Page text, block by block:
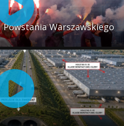
Warszawskiego